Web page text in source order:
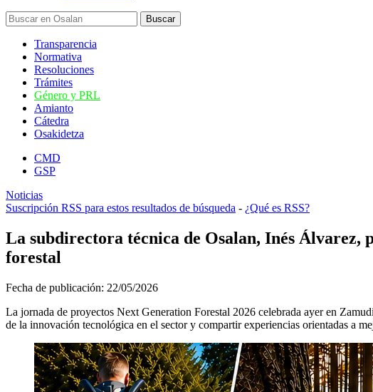
Transparencia
Normativa
Resoluciones
Trámites
Género y PRL
Amianto
Cátedra
Osakidetza
CMD
GSP
Noticias
Suscripción RSS para estos resultados de búsqueda - ¿Qué es RSS?
La subdirectora técnica de Osalan, Inés Álvarez,
forestal
Fecha de publicación: 22/05/2026
La jornada de proyectos Next Generation Forestal 2026 celebrada ayer en
de la innovación tecnológica en el sector y compartir experiencias orientadas a